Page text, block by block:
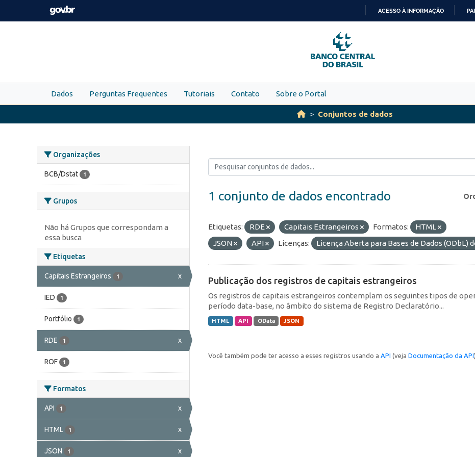
Skip to main content
PARA
O
CONTEÚDO
ACESSO À INFORMAÇÃO
Dados Perguntas Frequentes Tutoriais Contato Sobre o Portal
Conjuntos de dados
Organizações
BCB/Dstat 1
Grupos
Não há Grupos que correspondam a
essa busca
Etiquetas
Capitais Estrangeiros 1 x
IED 1
Portfólio 1
RDE 1 x
ROF 1
Formatos
API 1 x
HTML 1 x
JSON 1 x
1 conjunto de dados encontrado
Etiquetas: RDE Capitais Estrangeiros Formatos:
HTML
JSON
API Licenças: Licença Aberta para Bases de Dados (ODbL)
Publicação dos registros de capitais estrangeiros
Os registros de capitais estrangeiros contemplam os seguintes tipos de
período data-base, no âmbito do sistema de Registro Declaratório...
HTML API OData JSON
Você também pode ter acesso a esses registros usando a API (veja Documentação da API